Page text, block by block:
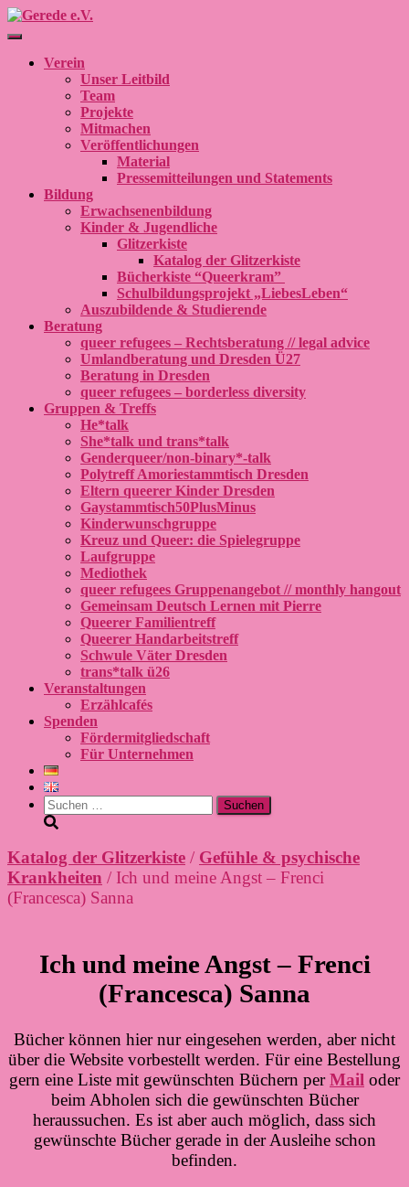
Navigation umschalten
Verein
Unser Leitbild
Team
Projekte
Mitmachen
Veröffentlichungen
Material
Pressemitteilungen und Statements
Bildung
Erwachsenenbildung
Kinder & Jugendliche
Glitzerkiste
Katalog der Glitzerkiste
Bücherkiste “Queerkram”
Schulbildungsprojekt „LiebesLeben“
Auszubildende & Studierende
Beratung
queer refugees – Rechtsberatung // legal advice
Umlandberatung und Dresden Ü27
Beratung in Dresden
queer refugees – borderless diversity
Gruppen & Treffs
He*talk
She*talk und trans*talk
Genderqueer/non-binary*-talk
Polytreff Amoriestammtisch Dresden
Eltern queerer Kinder Dresden
Gaystammtisch50PlusMinus
Kinderwunschgruppe
Kreuz und Queer: die Spielegruppe
Laufgruppe
Mediothek
queer refugees Gruppenangebot // monthly hangout
Gemeinsam Deutsch Lernen mit Pierre
Queerer Familientreff
Queerer Handarbeitstreff
Schwule Väter Dresden
trans*talk ü26
Veranstaltungen
Erzählcafés
Spenden
Fördermitgliedschaft
Für Unternehmen
Suchen
nach:
Katalog der Glitzerkiste / Gefühle & psychische
Krankheiten / Ich und meine Angst – Frenci
(Francesca) Sanna
Ich und meine Angst – Frenci
(Francesca) Sanna
Bücher können hier nur eingesehen werden, aber nicht
über die Website vorbestellt werden. Für eine Bestellung
gern eine Liste mit gewünschten Büchern perMail oder
beim Abholen sich die gewünschten Bücher
heraussuchen. Es ist aber auch möglich, dass sich
gewünschte Bücher gerade in der Ausleihe schon
befinden.